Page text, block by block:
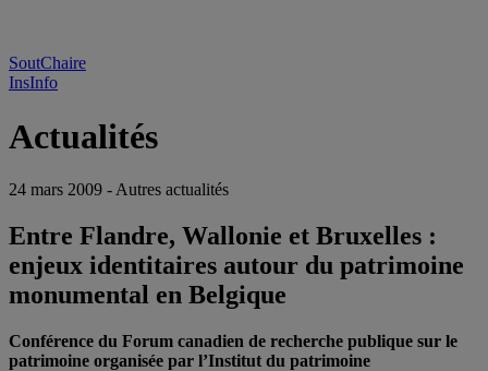
SoutChaire
InsInfo
Actualités
24 mars 2009 - Autres actualités
Entre Flandre, Wallonie et Bruxelles :
enjeux identitaires autour du patrimoine
monumental en Belgique
Conférence du Forum canadien de recherche publique sur le
patrimoine organisée par l’Institut du patrimoine